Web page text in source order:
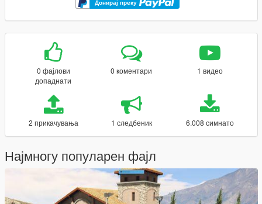
Донирај преку
0 фајлови
допаднати
0 коментари 1 видео
2 прикачувања 1 следбеник 6.008 симнато
Најмногу популарен фајл